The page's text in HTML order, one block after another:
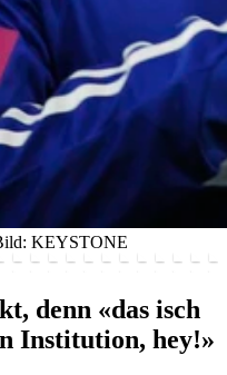
KEYSTONE
denn «das isch
Institution, hey!»